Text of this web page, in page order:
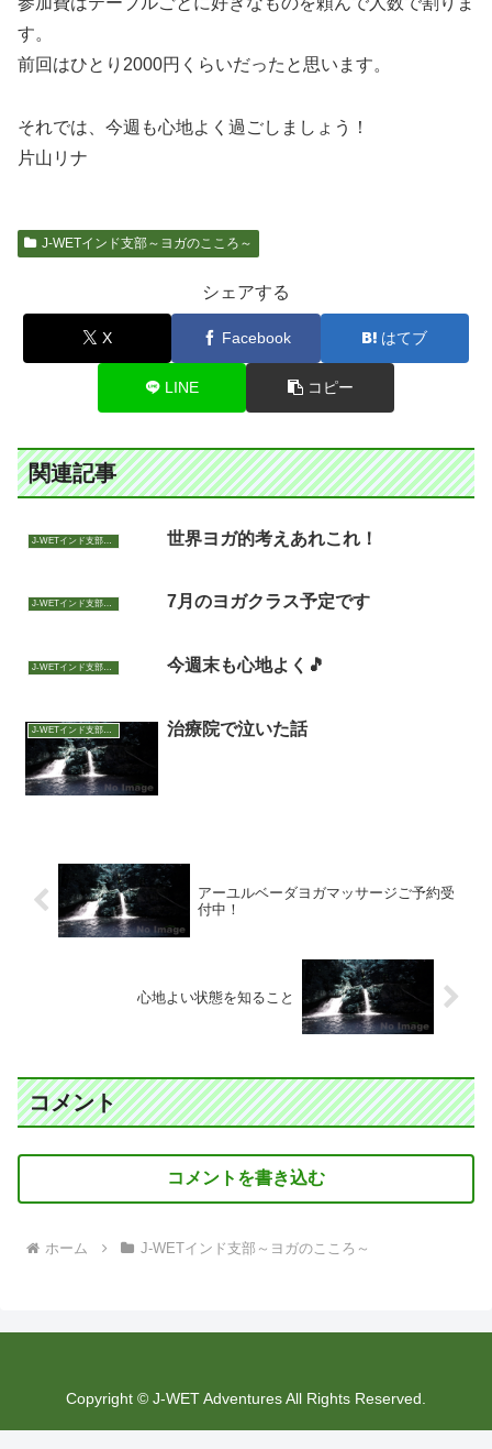
す。
前回はひとり2000円くらいだったと思います。
それでは、今週も心地よく過ごしましょう！
片山リナ
J-WETインド支部～ヨガのこころ～
シェアする
X Facebook はてブ
LINE コピー
関連記事
J-WETインド支部～ヨガのこころ～ 世界ヨガ的考えあれこれ！
J-WETインド支部～ヨガのこころ～ 7月のヨガクラス予定です
J-WETインド支部～ヨガのこころ～ 今週末も心地よく🎵
J-WETインド支部～ヨガのこころ～ 治療院で泣いた話
アーユルベーダヨガマッサージご予約受
付中！
心地よい状態を知ること
コメント
コメントを書き込む
ホーム J-WETインド支部～ヨガのこころ～
Copyright © J-WET Adventures All Rights Reserved.